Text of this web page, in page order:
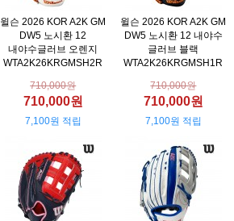
윌슨 2026 KOR A2K GM
DW5 노시환 12
내야수글러브 오렌지
WTA2K26KRGMSH2R
710,000원
710,000원
7,100원 적립
윌슨 2026 KOR A2K GM
DW5 노시환 12 내야수
글러브 블랙
WTA2K26KRGMSH1R
710,000원
710,000원
7,100원 적립